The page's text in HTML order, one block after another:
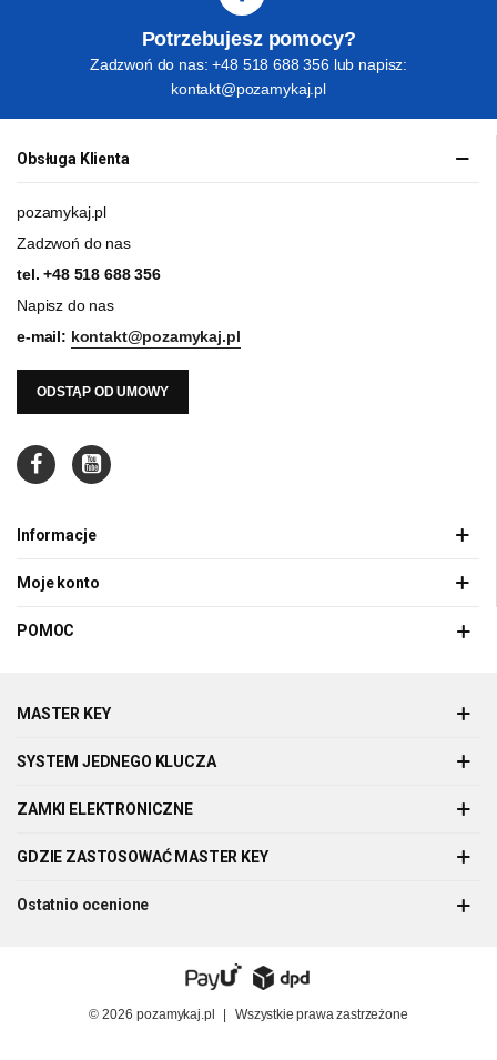
Potrzebujesz pomocy?
Zadzwoń do nas: +48 518 688 356 lub napisz:
kontakt@pozamykaj.pl
Obsługa Klienta
pozamykaj.pl
Zadzwoń do nas
tel.+48 518 688 356
Napisz do nas
e-mail: kontakt@pozamykaj.pl
ODSTĄP OD UMOWY
Informacje
Moje konto
POMOC
MASTER KEY
SYSTEM JEDNEGO KLUCZA
ZAMKI ELEKTRONICZNE
GDZIE ZASTOSOWAĆ MASTER KEY
Ostatnio ocenione
© 2026 pozamykaj.pl Wszystkie prawa zastrzeżone